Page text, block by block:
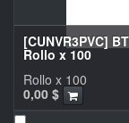
[CUNVR3PVC]
Rollo x 100
0,00 $
Rollo x 100